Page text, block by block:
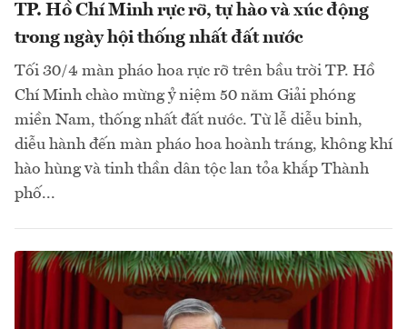
TP. Hồ Chí Minh rực rỡ, tự hào và xúc động
trong ngày hội thống nhất đất nước
Tối 30/4 màn pháo hoa rực rỡ trên bầu trời TP. Hồ
Chí Minh chào mừng ỷ niệm 50 năm Giải phóng
miền Nam, thống nhất đất nước. Từ lễ diễu binh,
diễu hành đến màn pháo hoa hoành tráng, không khí
hào hùng và tinh thần dân tộc lan tỏa khắp Thành
phố...